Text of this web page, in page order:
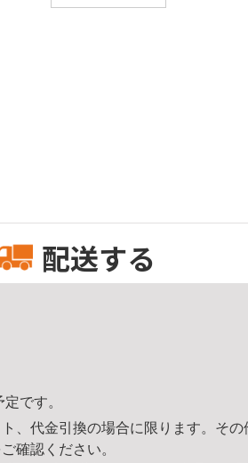
配送する
です。
、代金引換の場合に限ります。その
ご確認ください。